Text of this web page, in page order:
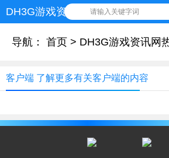
DH3G游戏资讯网 请输入关键字词
导航： 首页 > DH3G游戏资讯网
客户端 了解更多有关客户端的内容